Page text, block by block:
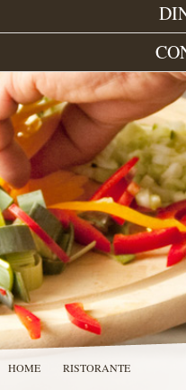
HOME RISTORANTE